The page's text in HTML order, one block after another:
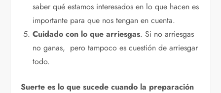
saber qué estamos interesados en lo que hacen es
importante para que nos tengan en cuenta.
Cuidado con lo que arriesgas. Si no arriesgas
no ganas, pero tampoco es cuestión de arriesgar
todo.
Suerte es lo que sucede cuando la preparación